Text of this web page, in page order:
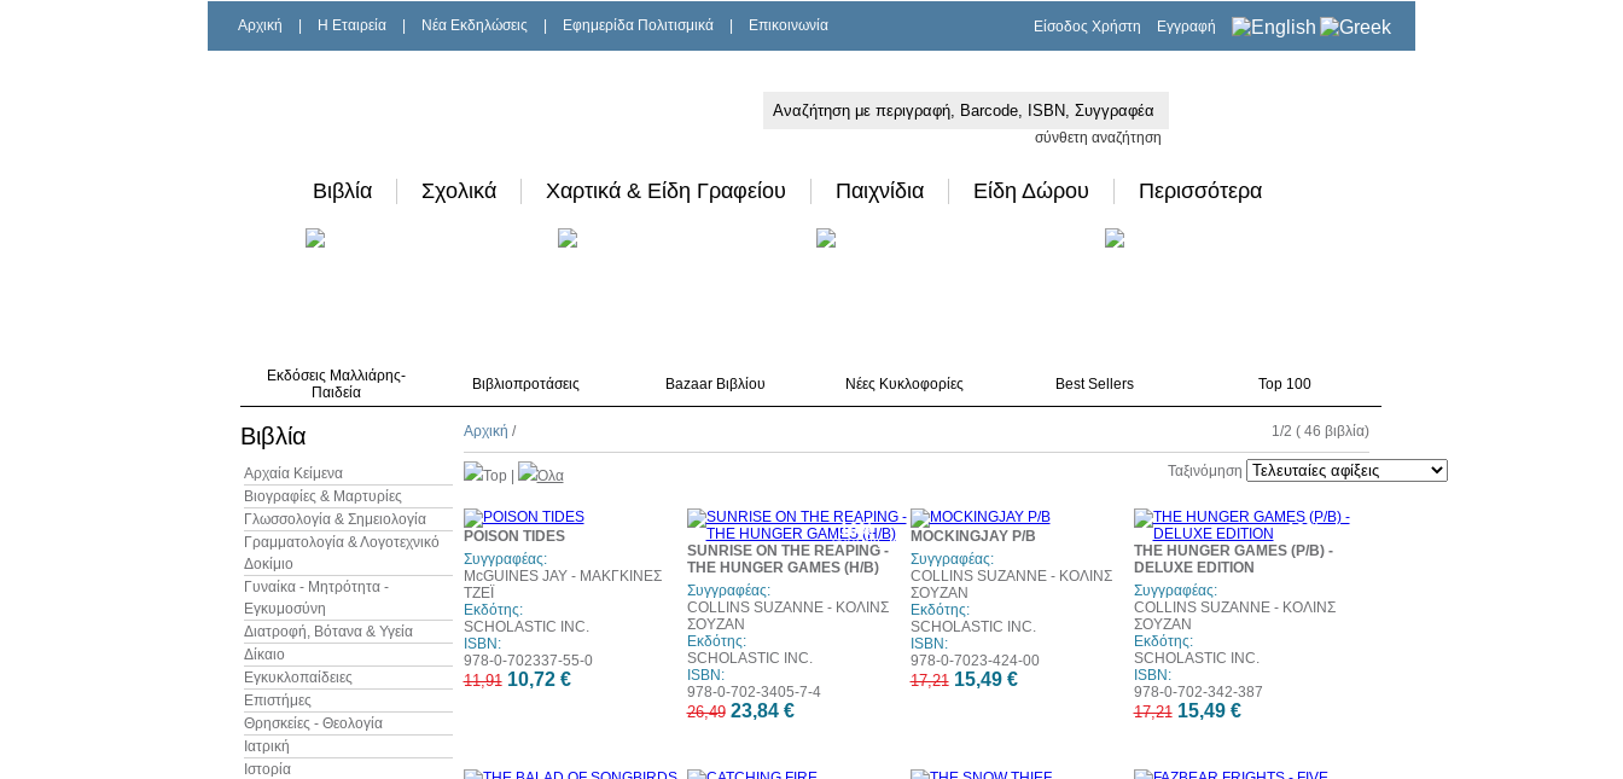
Αρχική H Εταιρεία Νέα Εκδηλώσεις Εφημερίδα Πολιτισμικά Επικοινωνία Είσοδος Χρήστη Εγγραφή
σύνθετη αναζήτηση
Βιβλία Σχολικά Χαρτικά & Είδη Γραφείου Παιχνίδια Είδη Δώρου Περισσότερα
Εκδόσεις Μαλλιάρης-
Παιδεία
Βιβλιοπροτάσεις Bazaar Βιβλίου Νέες Κυκλοφορίες Best Sellers Top 100
Βιβλία
Αρχαία Κείμενα
Βιογραφίες & Μαρτυρίες
Γλωσσολογία & Σημειολογία
Γραμματολογία & Λογοτεχνικό
Δοκίμιο
Γυναίκα - Μητρότητα -
Εγκυμοσύνη
Διατροφή, Βότανα & Υγεία
Δίκαιο
Εγκυκλοπαίδειες
Επιστήμες
Θρησκείες - Θεολογία
Ιατρική
Ιστορία
Αρχική / 1/2 ( 46 βιβλία)
Top Όλα Ταξινόμηση
POISON TIDES
Συγγραφέας:
McGUINES JAY - ΜΑΚΓΚΙΝΕΣ
ΤΖΕΪ
Εκδότης:
SCHOLASTIC INC.
ISBN:
978-0-702337-55-0
11,91 10,72 €
10%
έκπτωση
SUNRISE ON THE REAPING -
THE HUNGER GAMES (H/B)
Συγγραφέας:
COLLINS SUZANNE - ΚΟΛΙΝΣ
ΣΟΥΖΑΝ
Εκδότης:
SCHOLASTIC INC.
ISBN:
978-0-702-3405-7-4
26,49 23,84 €
MOCKINGJAY P/B
Συγγραφέας:
COLLINS SUZANNE - ΚΟΛΙΝΣ
ΣΟΥΖΑΝ
Εκδότης:
SCHOLASTIC INC.
ISBN:
978-0-7023-424-00
17,21 15,49 €
10%
THE HUNGER GAMES (P/B) -
DELUXE EDITION
Συγγραφέας:
COLLINS SUZANNE - ΚΟΛΙΝΣ
ΣΟΥΖΑΝ
Εκδότης:
SCHOLASTIC INC.
ISBN:
978-0-702-342-387
17,21 15,49 €